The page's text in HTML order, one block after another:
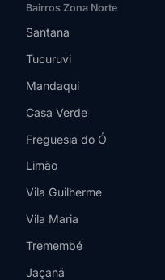
Bairros Zona Norte
Santana
Tucuruvi
Mandaqui
Casa Verde
Freguesia do Ó
Limão
Vila Guilherme
Vila Maria
Tremembé
Jaçanã